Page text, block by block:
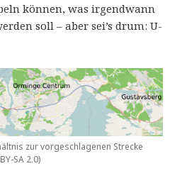
können, was irgendwann
soll – aber sei’s drum: U-
zur vorgeschlagenen Strecke
SA 2.0)